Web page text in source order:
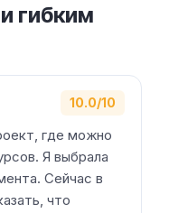
гибким
10.0/10
где можно
Я выбрала
Сейчас в
что